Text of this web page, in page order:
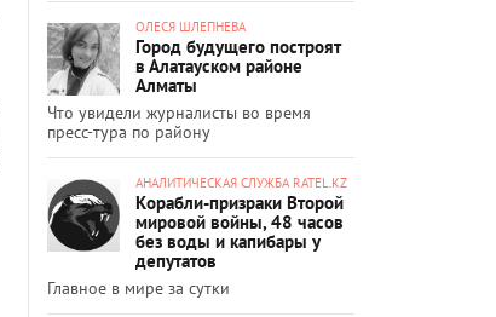
ОЛЕСЯ ШЛЕПНЕВА
Город будущего построят
в Алатауском районе
Алматы
Что увидели журналисты во время
пресс-тура по району
АНАЛИТИЧЕСКАЯ СЛУЖБА RATEL.KZ
Корабли-призраки Второй
мировой войны, 48 часов
без воды и капибары у
депутатов
Главное в мире за сутки